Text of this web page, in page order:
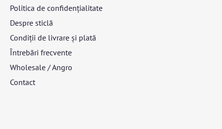
Politica de confidențialitate
Despre sticlă
Condiții de livrare și plată
Întrebări frecvente
Wholesale / Angro
Contact